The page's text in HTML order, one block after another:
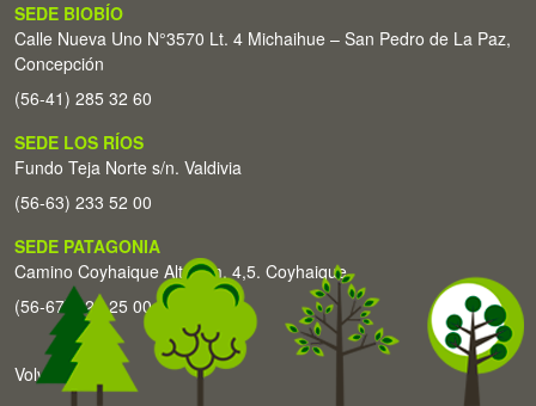
SEDE BIOBÍO
Calle Nueva Uno N°3570 Lt. 4 Michaihue – San Pedro de La Paz,
Concepción
(56-41) 285 32 60
SEDE LOS RÍOS
Fundo Teja Norte s/n. Valdivia
(56-63) 233 52 00
SEDE PATAGONIA
Camino Coyhaique Alto Km. 4,5. Coyhaique
(56-67) 226 25 00
Volver arriba